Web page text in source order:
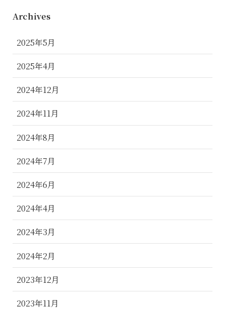
Archives
2025年5月
2025年4月
2024年12月
2024年11月
2024年8月
2024年7月
2024年6月
2024年4月
2024年3月
2024年2月
2023年12月
2023年11月